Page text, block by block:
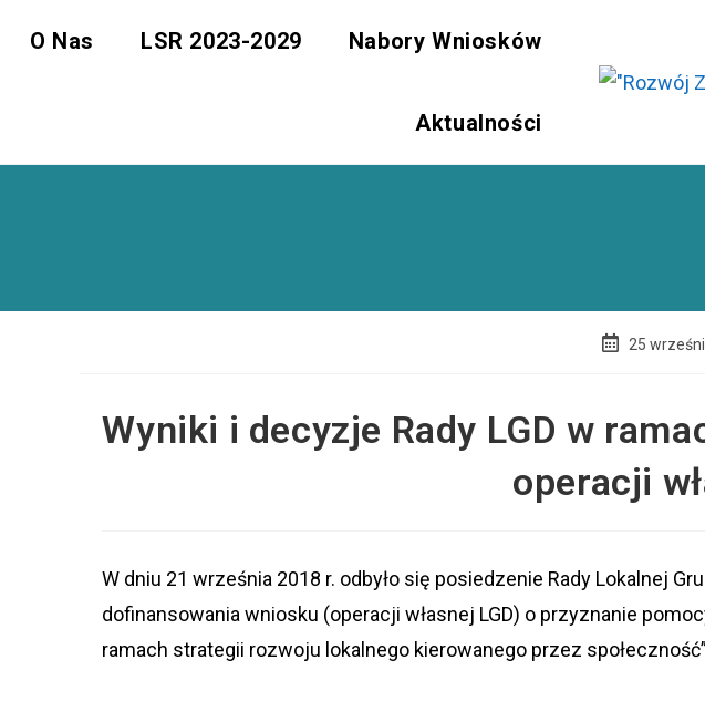
O Nas LSR 2023-2029 Nabory Wniosków
Aktualności
Post25
Wyniki i decyzje Rady LGD w
operacji
W dniu 21 września 2018 r. odbyło się posiedzenie Rady Lokalnej
dofinansowania wniosku (operacji własnej LGD) o przyznanie
ramach strategii rozwoju lokalnego kierowanego przez